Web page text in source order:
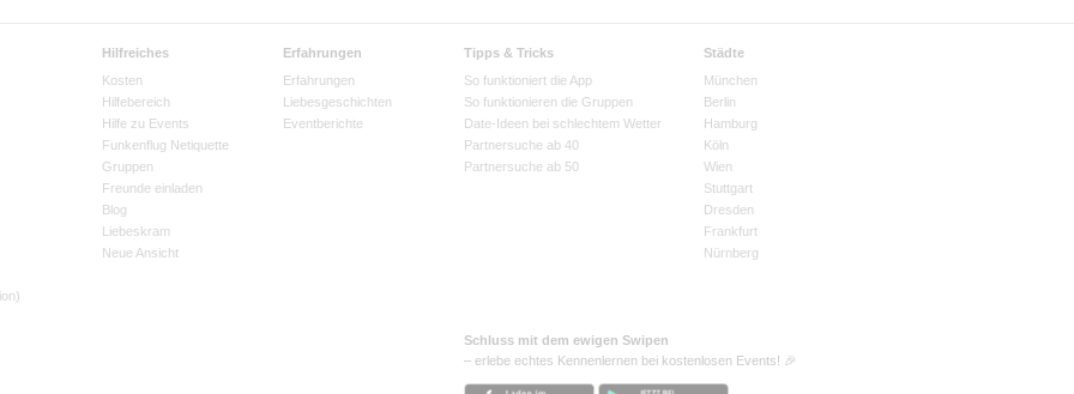
Hilfreiches
Kosten
Hilfebereich
Hilfe zu Events
Funkenflug Netiquette
Gruppen
Freunde einladen
Blog
Liebeskram
Neue Ansicht
Erfahrungen
Erfahrungen
Liebesgeschichten
Eventberichte
Tipps & Tricks
So funktioniert die App
So funktionieren die Gruppen
Date-Ideen bei schlechtem Wetter
Partnersuche ab 40
Partnersuche ab 50
Städte
München
Berlin
Hamburg
Köln
Wien
Stuttgart
Dresden
Frankfurt
Nürnberg
Schluss mit dem ewigen Swipen
– erlebe echtes Kennenlernen bei kostenlosen Events! 🎉